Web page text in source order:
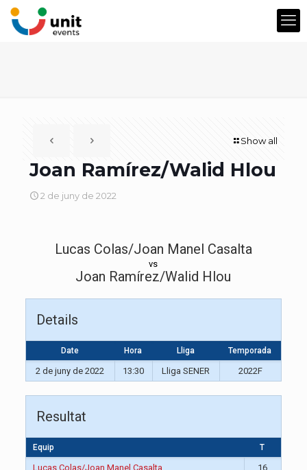
Show all
Joan Ramírez/Walid Hlou
2 de juny de 2022
Lucas Colas/Joan Manel Casalta
vs
Joan Ramírez/Walid Hlou
Details
Date Hora Lliga Temporada
2 de juny de 2022 13:30 Lliga SENER 2022F
Resultat
Equip T
Lucas Colas/Joan Manel Casalta
16